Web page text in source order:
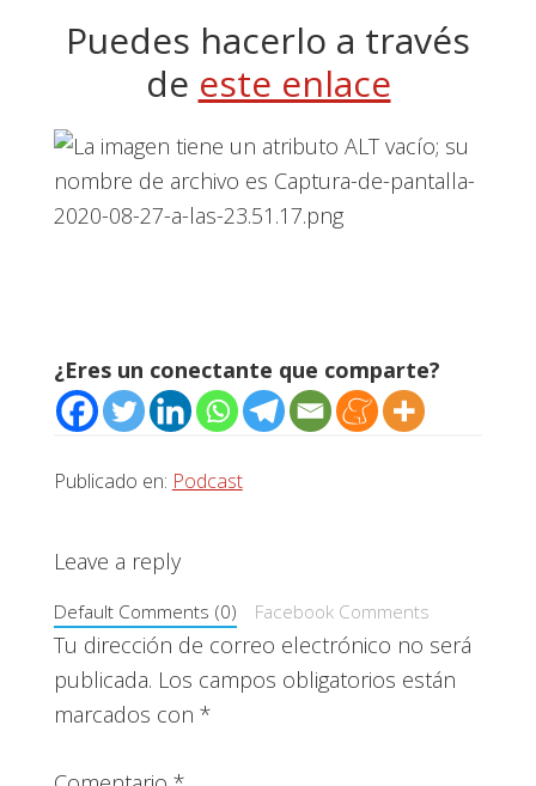
Puedes hacerlo a través
de este enlace
¿Eres un conectante que comparte?
Publicado en: Podcast
Interacciones
con
los
lectores
Leave a reply
Default Comments (0) Facebook Comments
Tu dirección de correo electrónico no será
publicada. Los campos obligatorios están
marcados con *